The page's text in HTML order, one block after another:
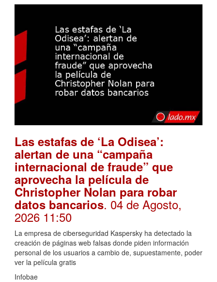
Las estafas de ‘La Odisea’:
alertan de una “campaña
internacional de fraude” que
aprovecha la película de
Christopher Nolan para robar
datos bancarios. 04 de Agosto,
2026 11:50
La empresa de ciberseguridad Kaspersky ha detectado la
creación de páginas web falsas donde piden información
personal de los usuarios a cambio de, supuestamente, poder
ver la película gratis
Infobae